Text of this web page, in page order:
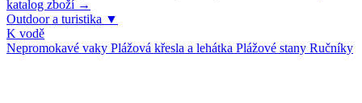
katalog zboží →
Outdoor a turistika ▼
K vodě
Nepromokavé vaky Plážová křesla a lehátka Plážové stany Ručníky